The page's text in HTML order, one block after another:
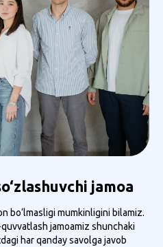
jamoa
bo‘lmasligi mumkinligini bilamiz.
jamoamiz shunchaki
har qanday savolga javob